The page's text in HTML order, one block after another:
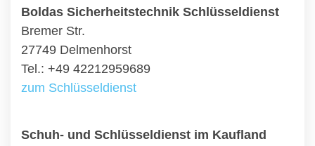
Boldas Sicherheitstechnik Schlüsseldienst
Bremer Str.
27749 Delmenhorst
Tel.: +49 42212959689
zum Schlüsseldienst
Schuh- und Schlüsseldienst im Kaufland